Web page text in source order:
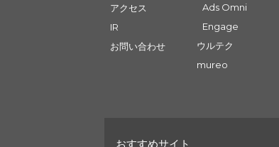
アクセス
IR
お問い合わせ
Ads Omni
Engage
ウルテク
mureo
おすすめサイト